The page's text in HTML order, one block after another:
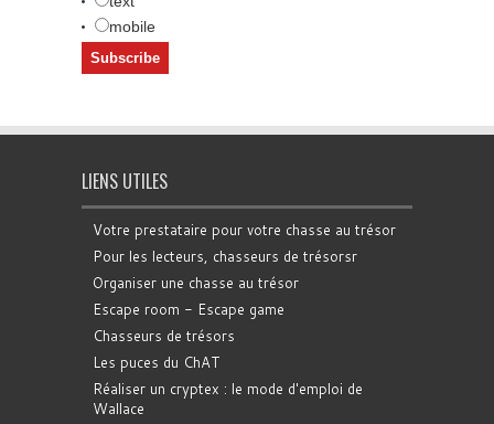
mobile
LIENS UTILES
Votre prestataire pour votre chasse au trésor
Pour les lecteurs, chasseurs de trésorsr
Organiser une chasse au trésor
Escape room - Escape game
Chasseurs de trésors
Les puces du ChAT
Réaliser un cryptex : le mode d'emploi de
Wallace